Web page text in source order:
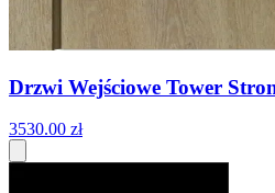
Drzwi Wejściowe Tower
3530.00 zł